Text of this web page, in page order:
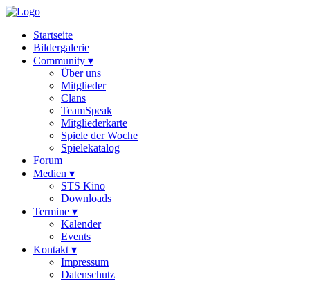
Startseite
Bildergalerie
Community ▾
Über uns
Mitglieder
Clans
TeamSpeak
Mitgliederkarte
Spiele der Woche
Spielekatalog
Forum
Medien ▾
STS Kino
Downloads
Termine ▾
Kalender
Events
Kontakt ▾
Impressum
Datenschutz